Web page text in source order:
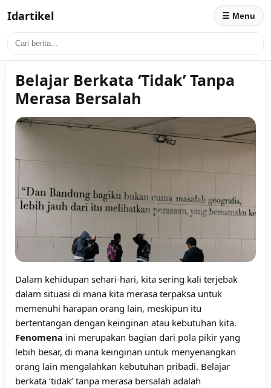
Idartikel ☰ Menu
Belajar Berkata ‘Tidak’ Tanpa
Merasa Bersalah
Dalam kehidupan sehari-hari, kita sering kali terjebak
dalam situasi di mana kita merasa terpaksa untuk
memenuhi harapan orang lain, meskipun itu
bertentangan dengan keinginan atau kebutuhan kita.
Fenomena ini merupakan bagian dari pola pikir yang
lebih besar, di mana keinginan untuk menyenangkan
orang lain mengalahkan kebutuhan pribadi. Belajar
berkata ‘tidak’ tanpa merasa bersalah adalah